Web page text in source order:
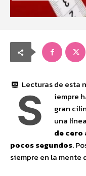
Lecturas de esta
S
iempre
gran
una
de cero
pocos segundos.
siempre en la mente